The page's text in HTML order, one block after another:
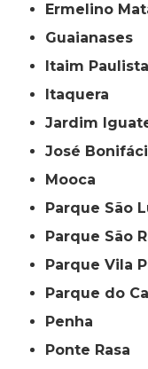
Ermelino
Guaianases
Itaim Paulista
Itaquera
Jardim
José
Mooca
Parque São
Parque São
Parque Vila
Parque do
Penha
Ponte Rasa